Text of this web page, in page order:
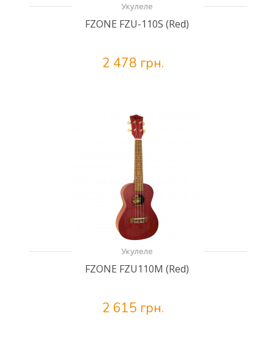
Укулеле
FZONE FZU-110S (Red)
2 478 грн.
Укулеле
FZONE FZU110M (Red)
2 615 грн.